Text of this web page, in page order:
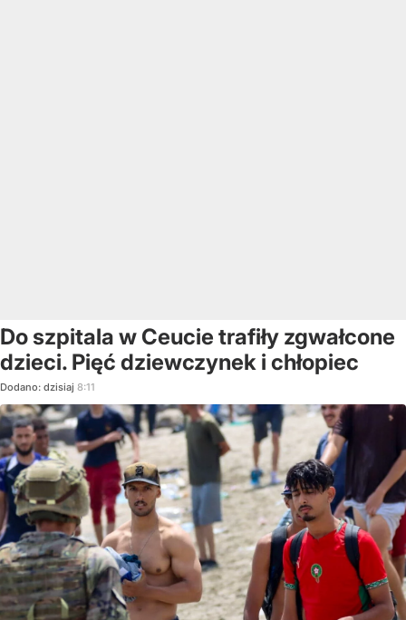
Do szpitala w Ceucie trafiły zgwałcone
dzieci. Pięć dziewczynek i chłopiec
Dodano: dzisiaj 8:11